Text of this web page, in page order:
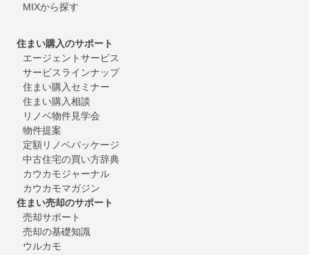
MIXから探す
住まい購入のサポート
エージェントサービス
サービスラインナップ
住まい購入セミナー
住まい購入相談
リノベ物件見学会
物件提案
定額リノベパッケージ
中古住宅の買い方辞典
カウカモジャーナル
カウカモマガジン
住まい売却のサポート
売却サポート
売却の基礎知識
ウルカモ